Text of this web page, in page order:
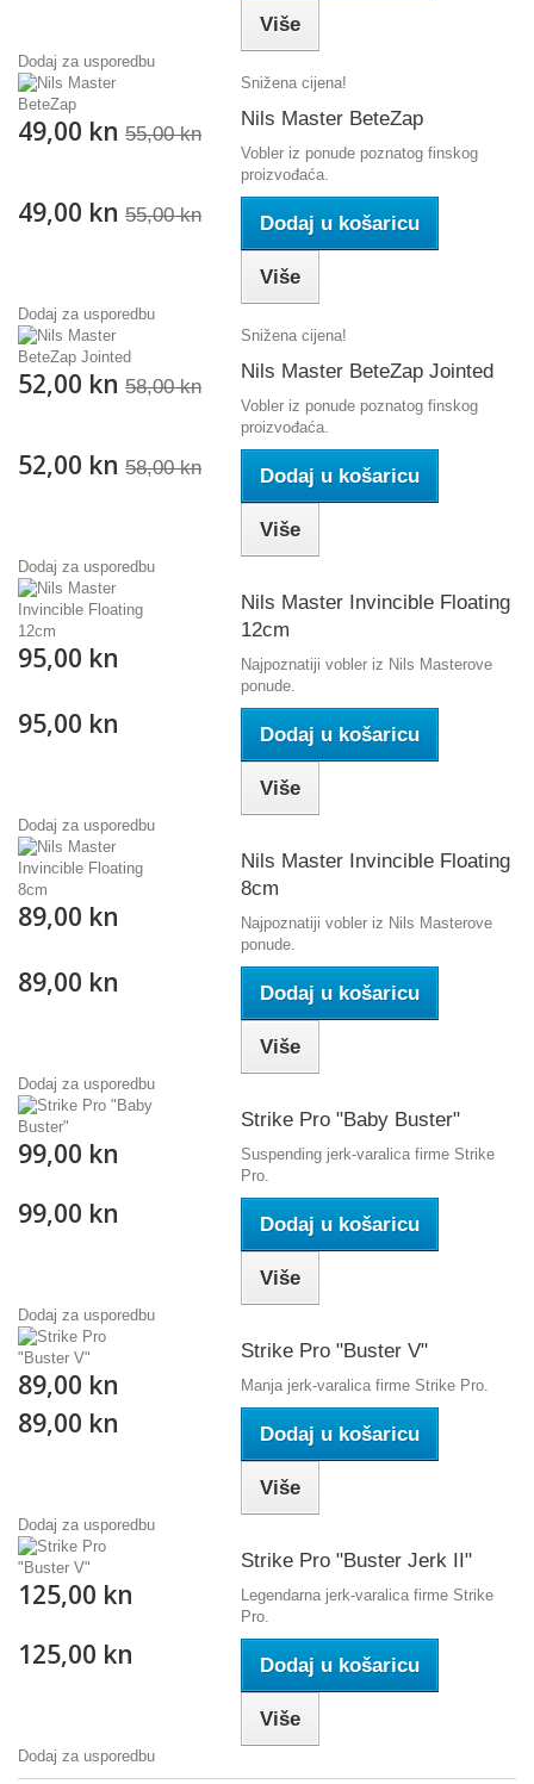
Više
Dodaj za usporedbu
49,00 kn 55,00 kn
Snižena cijena!
Nils Master BeteZap
Vobler iz ponude poznatog finskog
proizvođaća.
49,00 kn 55,00 kn Dodaj u košaricu
Više
Dodaj za usporedbu
52,00 kn 58,00 kn
Snižena cijena!
Nils Master BeteZap Jointed
Vobler iz ponude poznatog finskog
proizvođaća.
52,00 kn 58,00 kn Dodaj u košaricu
Više
Dodaj za usporedbu
95,00 kn
Nils Master Invincible Floating
12cm
Najpoznatiji vobler iz Nils Masterove
ponude.
95,00 kn Dodaj u košaricu
Više
Dodaj za usporedbu
89,00 kn
Nils Master Invincible Floating
8cm
Najpoznatiji vobler iz Nils Masterove
ponude.
89,00 kn Dodaj u košaricu
Više
Dodaj za usporedbu
99,00 kn
Strike Pro "Baby Buster"
Suspending jerk-varalica firme Strike
Pro.
99,00 kn Dodaj u košaricu
Više
Dodaj za usporedbu
89,00 kn
Strike Pro "Buster V"
Manja jerk-varalica firme Strike Pro.
89,00 kn Dodaj u košaricu
Više
Dodaj za usporedbu
125,00 kn
Strike Pro "Buster Jerk II"
Legendarna jerk-varalica firme Strike
Pro.
125,00 kn Dodaj u košaricu
Više
Dodaj za usporedbu